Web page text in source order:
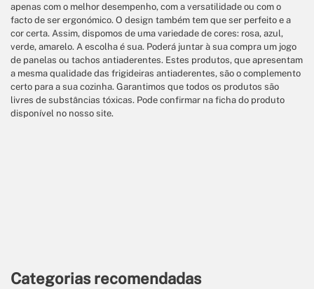
apenas com o melhor desempenho, com a versatilidade ou com o
facto de ser ergonómico. O design também tem que ser perfeito e a
cor certa. Assim, dispomos de uma variedade de cores: rosa, azul,
verde, amarelo. A escolha é sua. Poderá juntar à sua compra um jogo
de panelas ou tachos antiaderentes. Estes produtos, que apresentam
a mesma qualidade das frigideiras antiaderentes, são o complemento
certo para a sua cozinha. Garantimos que todos os produtos são
livres de substâncias tóxicas. Pode confirmar na ficha do produto
disponível no nosso site.
Categorias recomendadas